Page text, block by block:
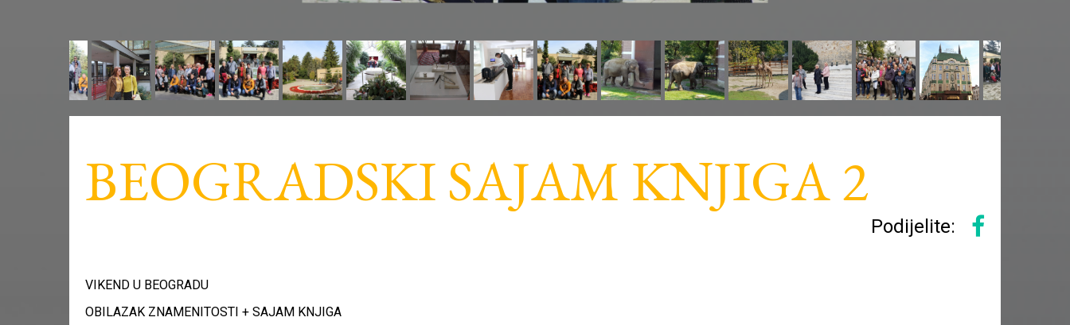
BEOGRADSKI SAJAM KNJIGA 2
Podijelite:
VIKEND U BEOGRADU
OBILAZAK ZNAMENITOSTI + SAJAM KNJIGA